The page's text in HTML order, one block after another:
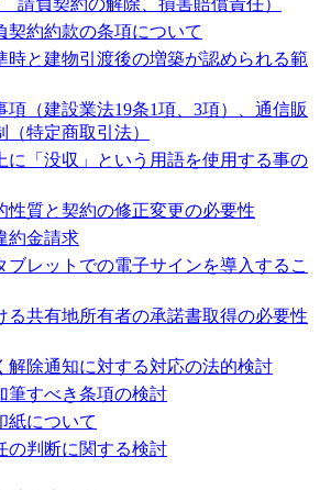
契約約款の条項について
時と建物引渡後の増築が認められる範
項（建設業法19条1項、3項）、通信販
特定商取引法）
に「没収」という用語を使用する事の
性質と契約の修正変更の必要性
約金請求
ブレットでの電子サインを導入するこ
る共有地所有者の承諾書取得の必要性
解除通知に対する対応の法的検討
筆すべき条項の検討
紙について
の判断に関する検討